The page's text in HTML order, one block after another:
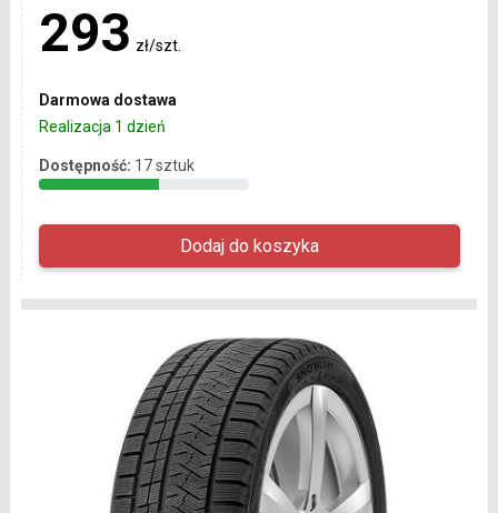
293 zł/szt.
Darmowa dostawa
Realizacja 1 dzień
Dostępność: 17 sztuk